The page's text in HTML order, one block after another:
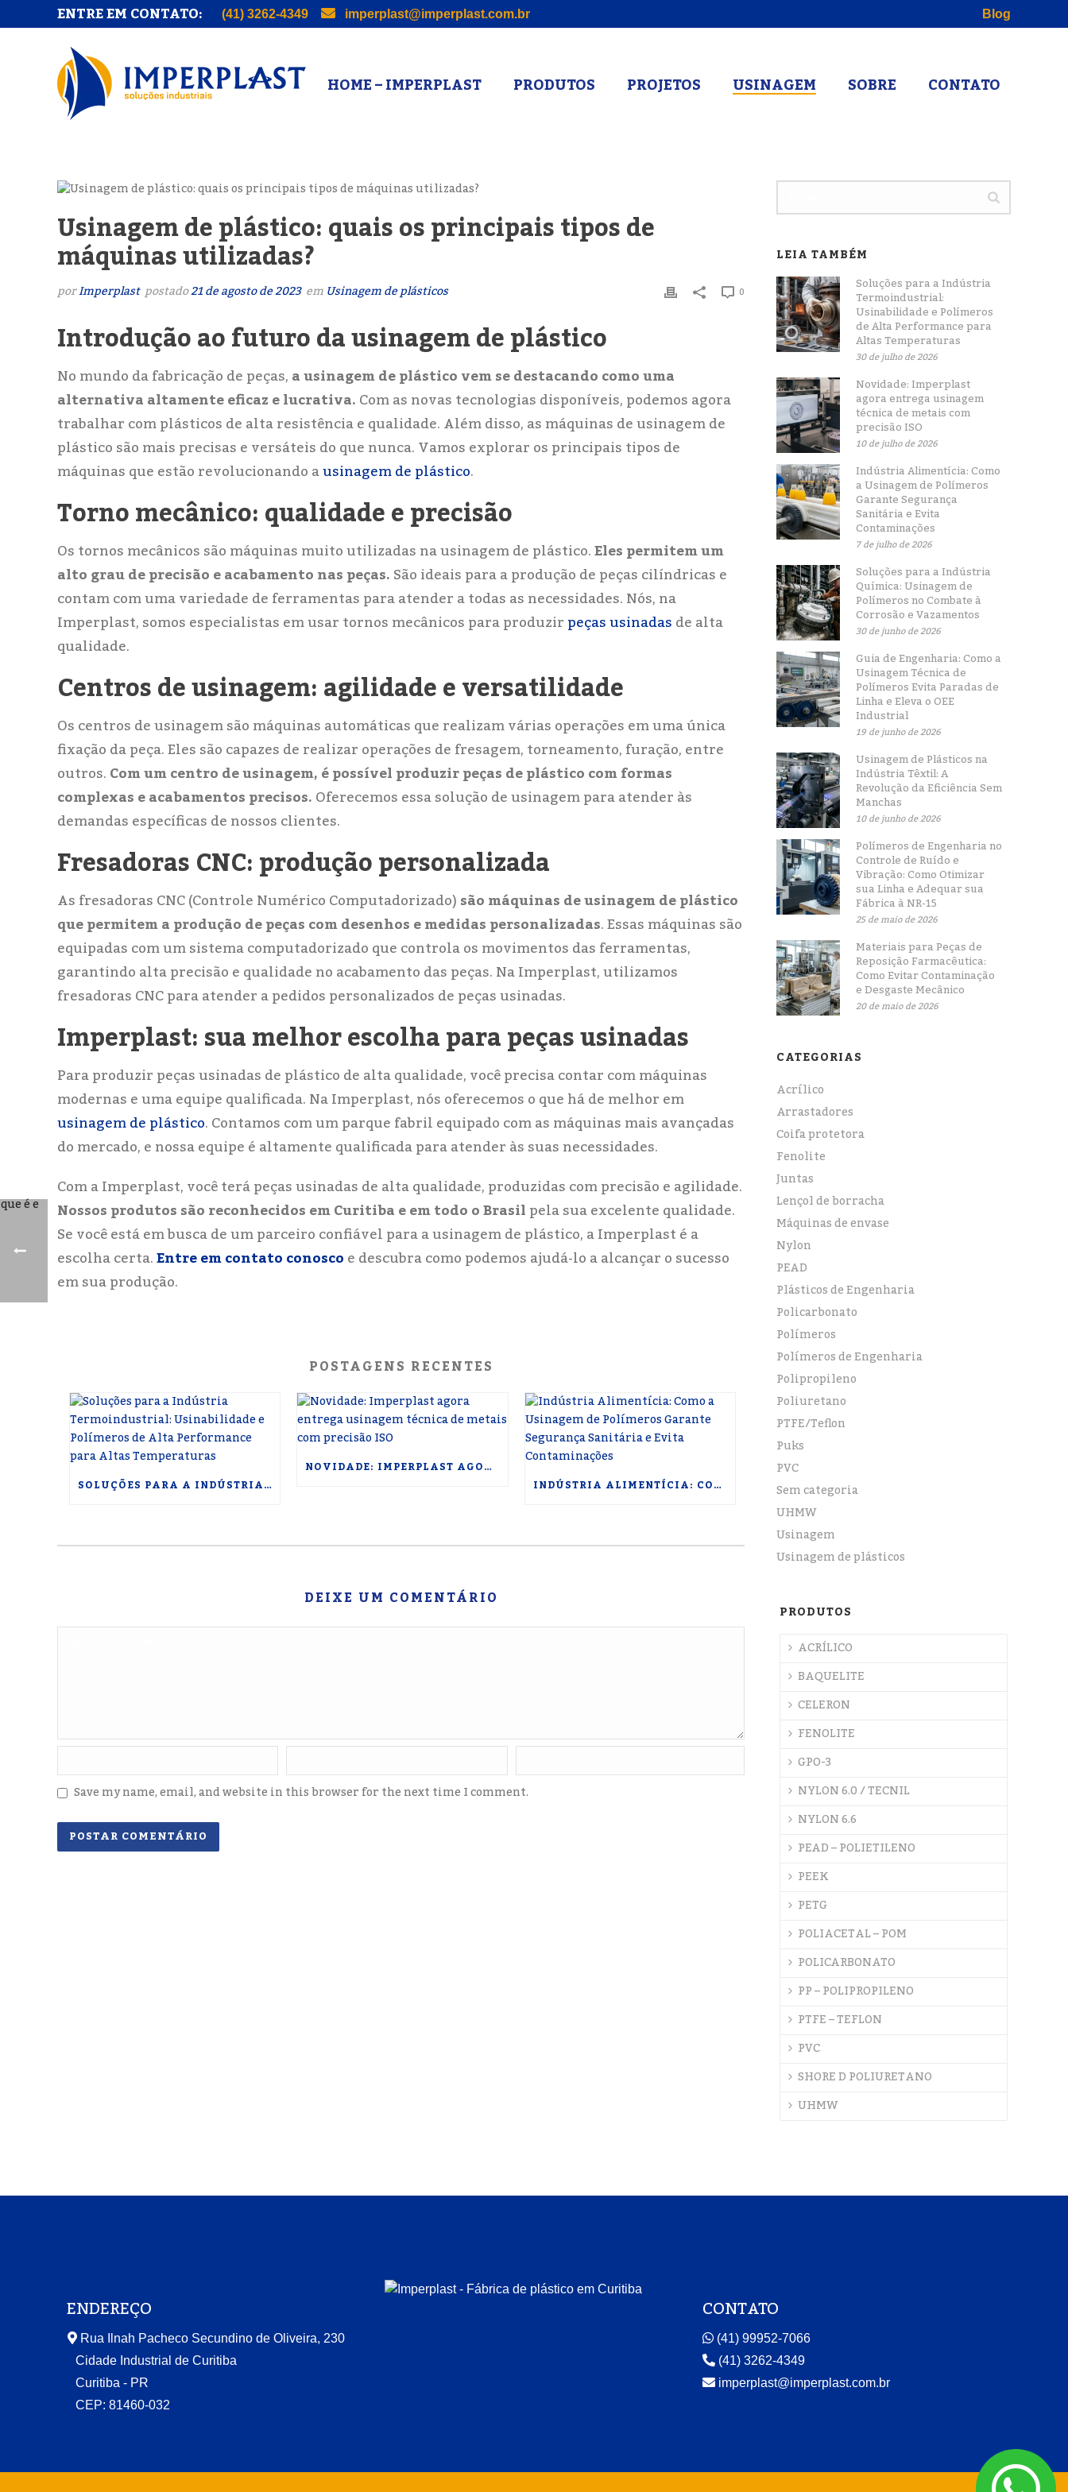
ENTRE EM CONTATO: (41) 3262-4349 imperplast@imperplast.com.br Blog
HOME – IMPERPLAST PRODUTOS PROJETOS USINAGEM SOBRE CONTATO
Usinagem de plástico: quais os principais tipos de
máquinas utilizadas?
porImperplast postado21 de agosto de 2023 emUsinagem de plásticos 0
Introdução ao futuro da usinagem de plástico
No mundo da fabricação de peças,a usinagem de plástico vem se destacando como uma
alternativa altamente eficaz e lucrativa.Com as novas tecnologias disponíveis, podemos agora
trabalhar com plásticos de alta resistência e qualidade. Além disso, as máquinas de usinagem de
plástico são mais precisas e versáteis do que nunca. Vamos explorar os principais tipos de
máquinas que estão revolucionando ausinagem de plástico.
Torno mecânico: qualidade e precisão
Os tornos mecânicos são máquinas muito utilizadas na usinagem de plástico.Eles permitem um
alto grau de precisão e acabamento nas peças.São ideais para a produção de peças cilíndricas e
contam com uma variedade de ferramentas para atender a todas as necessidades. Nós, na
Imperplast, somos especialistas em usar tornos mecânicos para produzirpeças usinadasde alta
qualidade.
Centros de usinagem: agilidade e versatilidade
Os centros de usinagem são máquinas automáticas que realizam várias operações em uma única
fixação da peça. Eles são capazes de realizar operações de fresagem, torneamento, furação, entre
outros.Com um centro de usinagem, é possível produzir peças de plástico com formas
complexas e acabamentos precisos.Oferecemos essa solução de usinagem para atender às
demandas específicas de nossos clientes.
Fresadoras CNC: produção personalizada
As fresadoras CNC (Controle Numérico Computadorizado)são máquinas de usinagem de plástico
que permitem a produção de peças com desenhos e medidas personalizadas. Essas máquinas são
equipadas com um sistema computadorizado que controla os movimentos das ferramentas,
garantindo alta precisão e qualidade no acabamento das peças. Na Imperplast, utilizamos
fresadoras CNC para atender a pedidos personalizados de peças usinadas.
Imperplast: sua melhor escolha para peças usinadas
Para produzir peças usinadas de plástico de alta qualidade, você precisa contar com máquinas
modernas e uma equipe qualificada. Na Imperplast, nós oferecemos o que há de melhor em
usinagem de plástico. Contamos com um parque fabril equipado com as máquinas mais avançadas
do mercado, e nossa equipe é altamente qualificada para atender às suas necessidades.
Com a Imperplast, você terá peças usinadas de alta qualidade, produzidas com precisão e agilidade.
Nossos produtos são reconhecidos em Curitiba e em todo o Brasilpela sua excelente qualidade.
Se você está em busca de um parceiro confiável para a usinagem de plástico, a Imperplast é a
escolha certa.Entre em contato conoscoe descubra como podemos ajudá-lo a alcançar o sucesso
em sua produção.
POSTAGENS RECENTES
SOLUÇÕES PARA A INDÚSTRIA TERMOINDUSTRIAL: USINABILIDADE E POLÍMEROS DE ALTA PERFORMANCE PARA ALTAS TEMPERATURAS
NOVIDADE: IMPERPLAST AGORA ENTREGA USINAGEM TÉCNICA DE METAIS COM PRECISÃO ISO
INDÚSTRIA ALIMENTÍCIA: COMO A USINAGEM DE POLÍMEROS GARANTE SEGURANÇA SANITÁRIA E EVITA CONTAMINAÇÕES
DEIXE UM COMENTÁRIO
Save my name, email, and website in this browser for the next time I comment.
LEIA TAMBÉM
Soluções para a Indústria
Termoindustrial:
Usinabilidade e Polímeros
de Alta Performance para
Altas Temperaturas
30 de julho de 2026
Novidade: Imperplast
agora entrega usinagem
técnica de metais com
precisão ISO
10 de julho de 2026
Indústria Alimentícia: Como
a Usinagem de Polímeros
Garante Segurança
Sanitária e Evita
Contaminações
7 de julho de 2026
Soluções para a Indústria
Química: Usinagem de
Polímeros no Combate à
Corrosão e Vazamentos
30 de junho de 2026
Guia de Engenharia: Como a
Usinagem Técnica de
Polímeros Evita Paradas de
Linha e Eleva o OEE
Industrial
19 de junho de 2026
Usinagem de Plásticos na
Indústria Têxtil: A
Revolução da Eficiência Sem
Manchas
10 de junho de 2026
Polímeros de Engenharia no
Controle de Ruído e
Vibração: Como Otimizar
sua Linha e Adequar sua
Fábrica à NR-15
25 de maio de 2026
Materiais para Peças de
Reposição Farmacêutica:
Como Evitar Contaminação
e Desgaste Mecânico
20 de maio de 2026
CATEGORIAS
Acrílico
Arrastadores
Coifa protetora
Fenolite
Juntas
Lençol de borracha
Máquinas de envase
Nylon
PEAD
Plásticos de Engenharia
Policarbonato
Polímeros
Polímeros de Engenharia
Polipropileno
Poliuretano
PTFE/Teflon
Puks
PVC
Sem categoria
UHMW
Usinagem
Usinagem de plásticos
PRODUTOS
ACRÍLICO
BAQUELITE
CELERON
FENOLITE
GPO-3
NYLON 6.0 / TECNIL
NYLON 6.6
PEAD – POLIETILENO
PEEK
PETG
POLIACETAL – POM
POLICARBONATO
PP – POLIPROPILENO
PTFE – TEFLON
PVC
SHORE D POLIURETANO
UHMW
ENDEREÇO
Rua Ilnah Pacheco Secundino de Oliveira, 230
Cidade Industrial de Curitiba
Curitiba - PR
CEP: 81460-032
CONTATO
(41) 99952-7066
(41) 3262-4349
imperplast@imperplast.com.br